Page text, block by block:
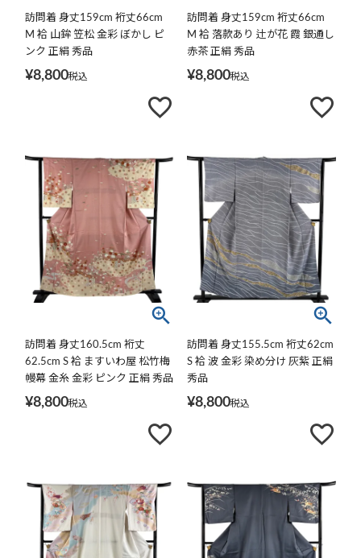
訪問着 身丈159cm 裄丈66cm
M 袷 山鉾 笠松 金彩 ぼかし ピ
ンク 正絹 秀品
¥8,800税込
訪問着 身丈159cm 裄丈66cm
M 袷 落款あり 辻が花 霞 銀通し
赤茶 正絹 秀品
¥8,800税込
訪問着 身丈160.5cm 裄丈
62.5cm S 袷 ますいわ屋 松竹梅
幔幕 金糸 金彩 ピンク 正絹 秀品
¥8,800税込
訪問着 身丈155.5cm 裄丈62cm
S 袷 波 金彩 染め分け 灰紫 正絹
秀品
¥8,800税込